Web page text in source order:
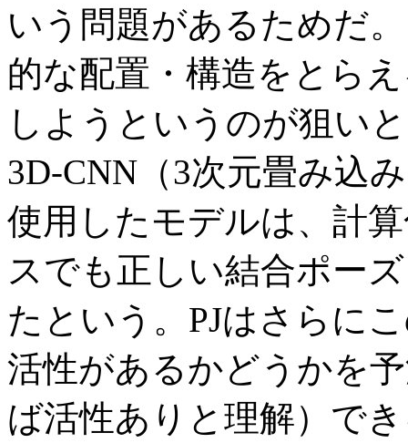
いう問題があるためだ
的な配置・構造をとら
しようというのが狙い
3D-CNN（3次元畳み込
使用したモデルは、計
スでも正しい結合ポー
たという。PJはさらに
活性があるかどうかを
ば活性ありと理解）で